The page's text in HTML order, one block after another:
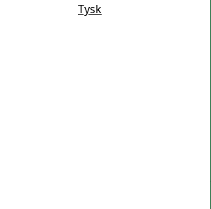
Tysk